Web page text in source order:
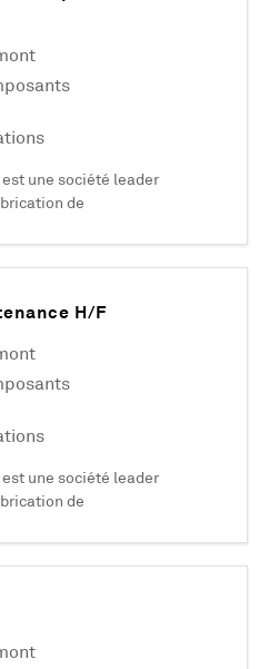
DIP SA dé
est une société leader
de
et
ISO 14001, EN
plus de 500
les domaines
automobiles,
DIP SA dév
H/F
est une société leader
de
et
ISO 14001, EN
plus de 500
les domaines
DIP SA dév